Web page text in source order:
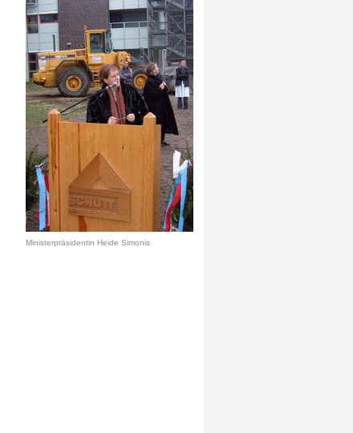
Ministerpräsidentin Heide Simonis